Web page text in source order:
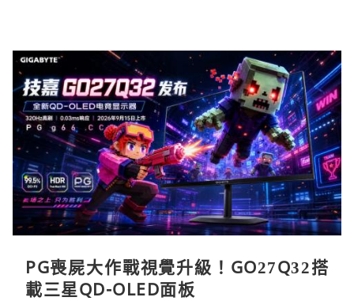
PG喪屍大作戰視覺升級！GO27Q32搭
載三星QD-OLED面板